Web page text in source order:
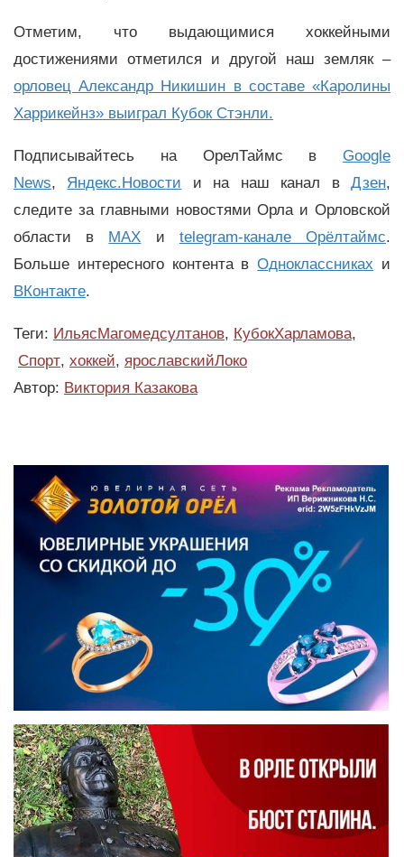
Отметим, что выдающимися хоккейными
достижениями отметился и другой наш земляк –
орловец Александр Никишин в составе «Каролины
Харрикейнз» выиграл Кубок Стэнли.
Подписывайтесь на ОрелТаймс в Google
News, Яндекс.Новости и на наш канал вДзен,
следите за главными новостями Орла и Орловской
области в MAX и telegram-канале Орёлтаймс.
Больше интересного контента вОдноклассниках и
ВКонтакте.
Теги: ИльясМагомедсултанов, КубокХарламова,
Спорт, хоккей, ярославскийЛоко
Автор: Виктория Казакова